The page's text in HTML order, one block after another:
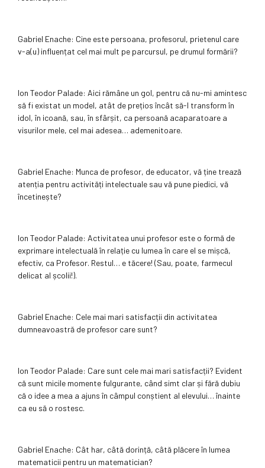
Gabriel Enache: Cine este persoana, profesorul, prietenul care
v-a(u) influențat cel mai mult pe parcursul, pe drumul formării?
Ion Teodor Palade: Aici rămâne un gol, pentru că nu-mi amintesc
să fi existat un model, atât de prețios încât să-l transform în
idol, în icoană, sau, în sfârșit, ca persoană acaparatoare a
visurilor mele, cel mai adesea… ademenitoare.
Gabriel Enache: Munca de profesor, de educator, vă ține trează
atenția pentru activități intelectuale sau vă pune piedici, vă
încetinește?
Ion Teodor Palade: Activitatea unui profesor este o formă de
exprimare intelectuală în relație cu lumea în care el se mișcă,
efectiv, ca Profesor. Restul… e tăcere! (Sau, poate, farmecul
delicat al școlii!).
Gabriel Enache: Cele mai mari satisfacții din activitatea
dumneavoastră de profesor care sunt?
Ion Teodor Palade: Care sunt cele mai mari satisfacții? Evident
că sunt micile momente fulgurante, când simt clar și fără dubiu
că o idee a mea a ajuns în câmpul conștient al elevului… înainte
ca eu să o rostesc.
Gabriel Enache: Cât har, câtă dorință, câtă plăcere în lumea
matematicii pentru un matematician?